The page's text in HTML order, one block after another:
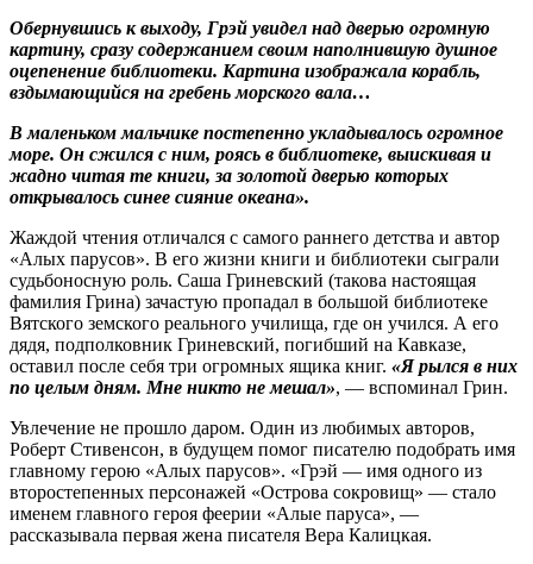
Обернувшись к выходу, Грэй увидел над дверью огромную
картину, сразу содержанием своим наполнившую душное
оцепенение ­библиотеки. Картина изображала корабль,
вздымающийся на гребень морского вала…
В маленьком мальчике постепенно укладывалось огромное
море. Он сжился с ним, роясь в библиотеке, выискивая и
жадно читая те книги, за золотой дверью которых
открывалось синее сияние океана».
Жаждой чтения отличался с самого раннего детства и автор
«Алых парусов». В его жизни книги и библиотеки сыграли
судьбоносную роль. Саша Гриневский (такова настоящая
фамилия Грина) ­зачастую пропадал в большой библиотеке
Вятского земского реального училища, где он учился. А его
дядя, подполковник Гриневский, погибший на Кавказе,
оставил после себя три огромных ящика книг. «Я рылся в них
по целым дням. Мне никто не мешал», — вспоминал Грин.
Увлечение не прошло даром. Один из любимых авторов,
Роберт Стивенсон, в будущем помог писателю подобрать имя
главному герою «Алых парусов». «Грэй — имя одного из
второстепенных персонажей «Острова сокровищ» — стало
именем главного героя феерии «Алые паруса», —
рассказывала первая жена писателя Вера Калицкая.